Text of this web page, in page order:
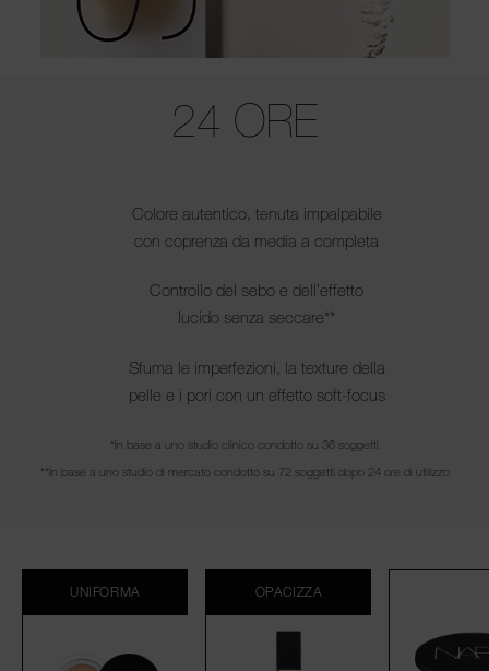
24 ORE
Colore autentico, tenuta impalpabile
con coprenza da media a completa
Controllo del sebo e dell’effetto
lucido senza seccare**
Sfuma le imperfezioni, la texture della
pelle e i pori con un effetto soft-focus
*In base a uno studio clinico condotto su 36 soggetti
**In base a uno studio di mercato condotto su 72 soggetti dopo 24 ore di utilizzo
UNIFORMA OPACIZZA